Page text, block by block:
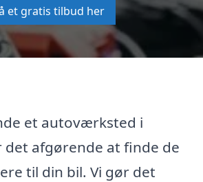
et gratis tilbud her
et autoværksted i
det afgørende at finde de
til din bil. Vi gør det